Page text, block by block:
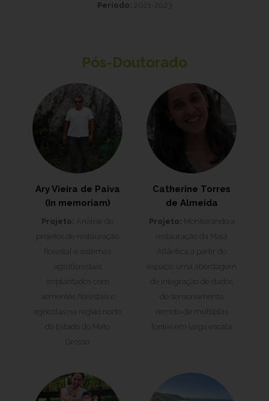
Período: 2021-2023
Pós-Doutorado
Ary Vieira de Paiva
(In memoriam)
Projeto: Análise de
projetos de restauração
florestal e sistemas
agroflorestais
implantados com
sementes florestais e
agrícolas na região norte
do Estado do Mato
Grosso
Catherine Torres
de Almeida
Projeto: Monitorando a
restauração da Mata
Atlântica a partir do
espaço: uma abordagem
de integração de dados
de sensoriamento
remoto de múltiplas
fontes em larga escala